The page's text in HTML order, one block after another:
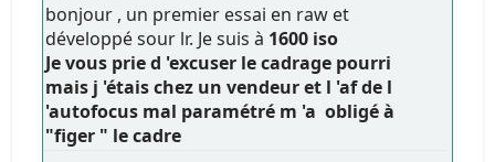
bonjour , un premier essai en raw et
développé sour lr. Je suis à 1600 iso
Je vous prie d 'excuser le cadrage pourri
mais j 'étais chez un vendeur et l 'af de l
'autofocus mal paramétré m 'a obligé à
"figer " le cadre